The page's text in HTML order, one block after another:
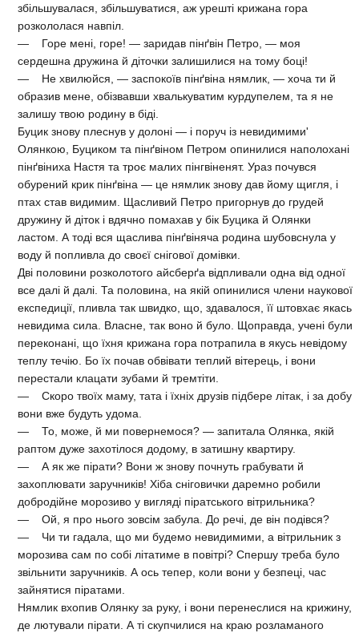
збільшувалася, збільшуватися, аж урешті крижана гора
розкололася навпіл.
— Горе мені, горе! — заридав пінґвін Петро, — моя
сердешна дружина й діточки залишилися на тому боці!
— Не хвилюйся, — заспокоїв пінґвіна нямлик, — хоча ти й
образив мене, обізвавши хвалькуватим курдупелем, та я не
залишу твою родину в біді.
Буцик знову плеснув у долоні — і поруч із невидимими'
Олянкою, Буциком та пінґвіном Петром опинилися наполохані
пінґвіниха Настя та троє малих пінгвіненят. Ураз почувся
обурений крик пінґвіна — це нямлик знову дав йому щигля, і
птах став видимим. Щасливий Петро пригорнув до грудей
дружину й діток і вдячно помахав у бік Буцика й Олянки
ластом. А тоді вся щаслива пінґвіняча родина шубовснула у
воду й попливла до своєї снігової домівки.
Дві половини розколотого айсберґа відпливали одна від одної
все далі й далі. Та половина, на якій опинилися члени наукової
експедиції, пливла так швидко, що, здавалося, її штовхає якась
невидима сила. Власне, так воно й було. Щоправда, учені були
переконані, що їхня крижана гора потрапила в якусь невідому
теплу течію. Бо їх почав обвівати теплий вітерець, і вони
перестали клацати зубами й тремтіти.
— Скоро твоїх маму, тата і їхніх друзів підбере літак, і за добу
вони вже будуть удома.
— То, може, й ми повернемося? — запитала Олянка, якій
раптом дуже захотілося додому, в затишну квартиру.
— А як же пірати? Вони ж знову почнуть грабувати й
захоплювати заручників! Хіба сніговички даремно робили
добродійне морозиво у вигляді піратського вітрильника?
— Ой, я про нього зовсім забула. До речі, де він подівся?
— Чи ти гадала, що ми будемо невидимими, а вітрильник з
морозива сам по собі літатиме в повітрі? Спершу треба було
звільнити заручників. А ось тепер, коли вони у безпеці, час
зайнятися піратами.
Нямлик вхопив Олянку за руку, і вони перенеслися на крижину,
де лютували пірати. А ті скупчилися на краю розламаного